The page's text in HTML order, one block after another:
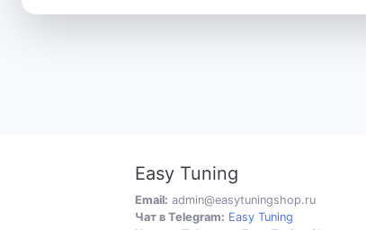
Easy Tuning
Email: admin@easytuningshop.ru
Чат в Telegram: Easy Tuning